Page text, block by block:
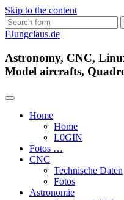
Skip to the content
Search
for:
FJungclaus.de
Astronomy, CNC,
Model aircrafts,
Home
Home
L​0​​GIN
Fotos …
CNC
Technische Daten
Fotos
Astronomie